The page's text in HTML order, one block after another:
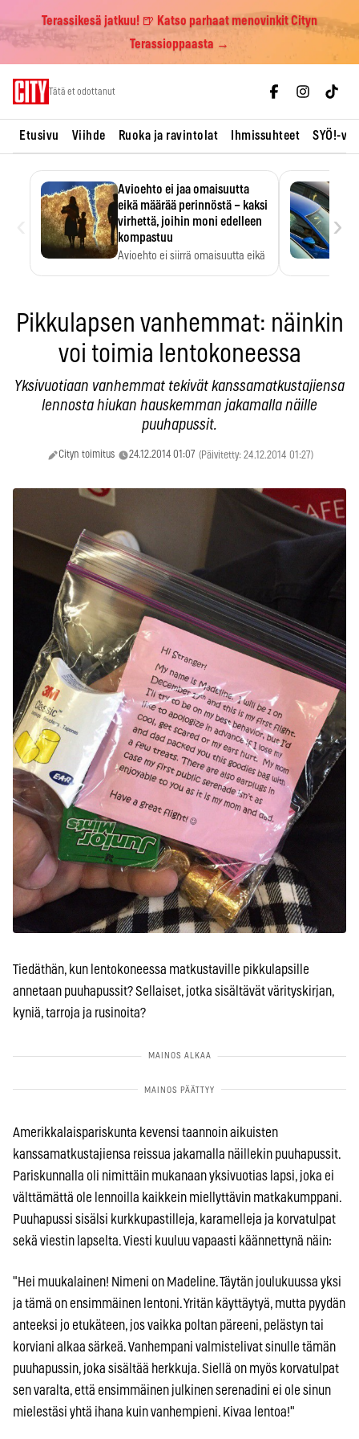
Terassikesä jatkuu! 🍺 Katso parhaat menovinkit Cityn
Terassioppaasta →
Tätä et odottanut
Etusivu Viihde Ruoka ja ravintolat Ihmissuhteet SYÖ!-
Avioehto ei jaa omaisuutta
eikä määrää perinnöstä – kaksi
virhettä, joihin moni edelleen
kompastuu
Avioehto ei siirrä omaisuutta eikä
›
Pikkulapsen vanhemmat: näinkin
voi toimia lentokoneessa
Yksivuotiaan vanhemmat tekivät kanssamatkustajiensa
lennosta hiukan hauskemman jakamalla näille
puuhapussit.
Cityn toimitus 24.12.2014 01:07 (Päivitetty: 24.12.2014 01:27)
Tiedäthän, kun lentokoneessa matkustaville pikkulapsille
annetaan puuhapussit? Sellaiset, jotka sisältävät värityskirjan,
kyniä, tarroja ja rusinoita?
Amerikkalaispariskunta kevensi taannoin aikuisten
kanssamatkustajiensa reissua jakamalla näillekin puuhapussit.
Pariskunnalla oli nimittäin mukanaan yksivuotias lapsi, joka ei
välttämättä ole lennoilla kaikkein miellyttävin matkakumppani.
Puuhapussi sisälsi kurkkupastilleja, karamelleja ja korvatulpat
sekä viestin lapselta. Viesti kuuluu vapaasti käännettynä näin:
"Hei muukalainen! Nimeni on Madeline. Täytän joulukuussa yksi
ja tämä on ensimmäinen lentoni. Yritän käyttäytyä, mutta pyydän
anteeksi jo etukäteen, jos vaikka poltan päreeni, pelästyn tai
korviani alkaa särkeä. Vanhempani valmistelivat sinulle tämän
puuhapussin, joka sisältää herkkuja. Siellä on myös korvatulpat
sen varalta, että ensimmäinen julkinen serenadini ei ole sinun
mielestäsi yhtä ihana kuin vanhempieni. Kivaa lentoa!"